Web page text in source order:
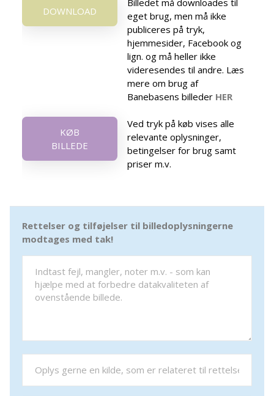
DOWNLOAD
Billedet må downloades til
eget brug, men må ikke
publiceres på tryk,
hjemmesider, Facebook og
lign. og må heller ikke
videresendes til andre. Læs
mere om brug af
Banebasens billeder HER
KØB
BILLEDE
Ved tryk på køb vises alle
relevante oplysninger,
betingelser for brug samt
priser m.v.
Rettelser og tilføjelser til billedoplysningerne
modtages med tak!